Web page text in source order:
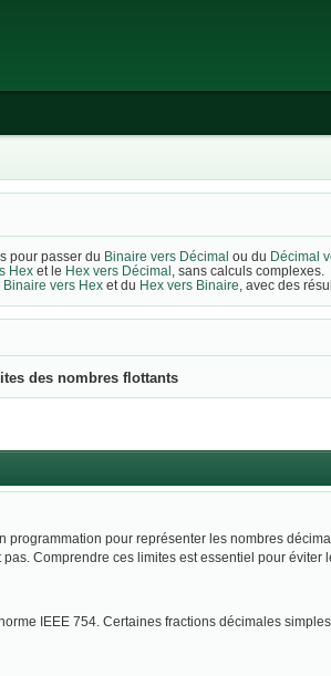
pour passer du Binaire vers Décimal ou du Décimal
Hexet le Hex vers Décimal , sans calculs complexes.
Binaire vers Hexet du Hex vers Binaire , avec des
des nombres flottants
programmation pour représenter les nombres
Comprendre ces limites est essentiel pour éviter
IEEE 754. Certaines fractions décimales